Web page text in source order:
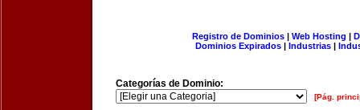
Registro de Dominios| Web Hosting |
Dominios Expirados | Industrias |
Categorías de Dominio:
[Pág.